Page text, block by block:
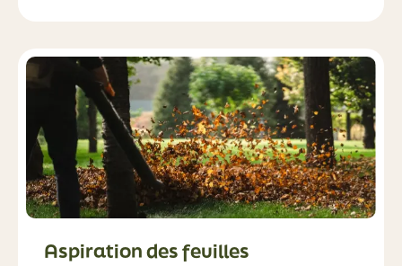
Aspiration des feuilles